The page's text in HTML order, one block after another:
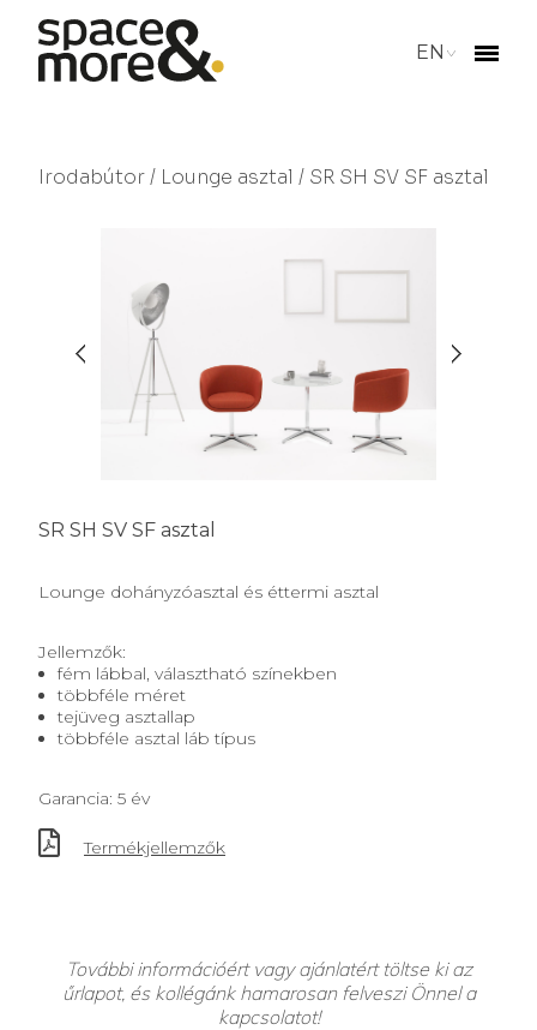
EN
Irodabútor/ Lounge asztal / SR SH SV SF asztal
SR SH SV SF asztal
Lounge dohányzóasztal és éttermi asztal
Jellemzők:
fém lábbal, választható színekben
többféle méret
tejüveg asztallap
többféle asztal láb típus
Garancia: 5 év
Termékjellemzők
További információért vagy ajánlatért töltse ki az
űrlapot, és kollégánk hamarosan felveszi Önnel a
kapcsolatot!